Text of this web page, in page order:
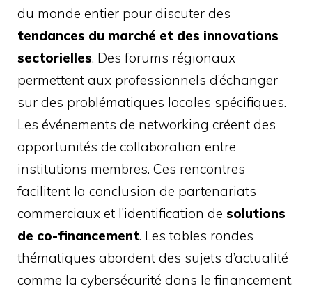
du monde entier pour discuter des
tendances du marché et des innovations
sectorielles. Des forums régionaux
permettent aux professionnels d’échanger
sur des problématiques locales spécifiques.
Les événements de networking créent des
opportunités de collaboration entre
institutions membres. Ces rencontres
facilitent la conclusion de partenariats
commerciaux et l’identification de solutions
de co-financement. Les tables rondes
thématiques abordent des sujets d’actualité
comme la cybersécurité dans le financement,